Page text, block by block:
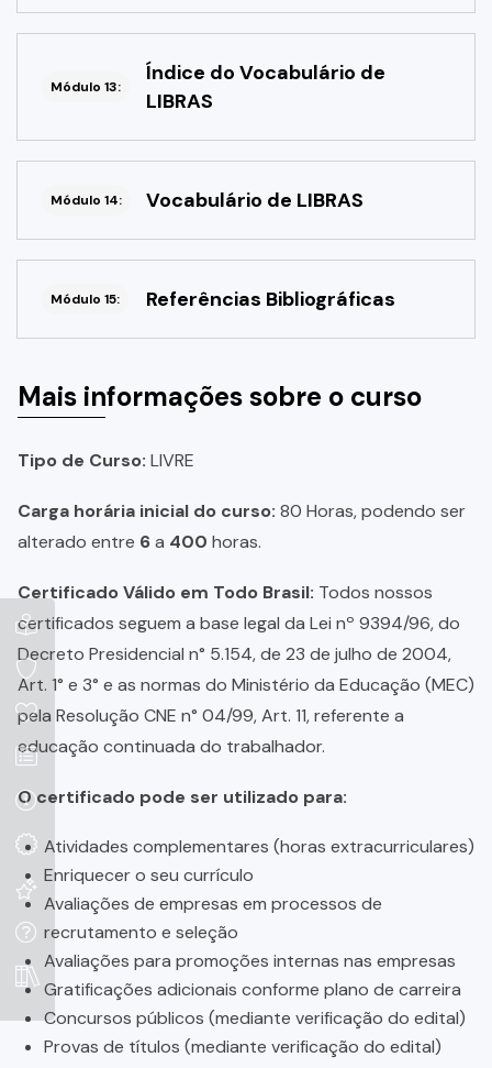
Módulo 13:
Índice do Vocabulário de
LIBRAS
Módulo 14: Vocabulário de LIBRAS
Módulo 15: Referências Bibliográficas
Mais informações sobre o curso
Tipo de Curso: LIVRE
Carga horária inicial do curso: 80 Horas, podendo ser
alterado entre 6a 400 horas.
Certificado Válido em Todo Brasil: Todos nossos
certificados seguem a base legal da Lei nº 9394/96, do
Decreto Presidencial n° 5.154, de 23 de julho de 2004,
Art. 1° e 3° e as normas do Ministério da Educação (MEC)
pela Resolução CNE n° 04/99, Art. 11, referente a
educação continuada do trabalhador.
O certificado pode ser utilizado para:
Atividades complementares (horas extracurriculares)
Enriquecer o seu currículo
Avaliações de empresas em processos de
recrutamento e seleção
Avaliações para promoções internas nas empresas
Gratificações adicionais conforme plano de carreira
Concursos públicos (mediante verificação do edital)
Provas de títulos (mediante verificação do edital)